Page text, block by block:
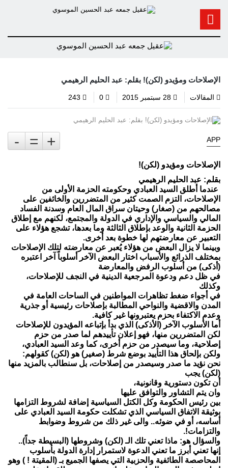
الإصلاحات ومؤيدو (لكن)! بقلم: عبد الحليم الرهيمي
المقالات
APP
+
=
-
الإصلاحات ومؤيدو (لكن)!
بقلم: عبد الحليم الرهيمي
عندما أطلق السيد العبادي وحكومته الحزمة الأولى من
الإصلاحات، التزم الصمت كثير من المتضررين والخائفين على
مصالحهم من (صغار) وحيتان سراق المال العام وسدنة الفساد
المالي والسياسي والإداري في الدولة والمجتمع، لكنهم مع إطلاق
الحزمة الثانية والوعد بإطلاق الثالثة وما بعدها، تشجع هؤلاء على
التعبير عن معارضتهم لها خطوة بعد أخرى.
وبينما لا يزال البعض من هؤلاء يُعبر عن معارضته لتلك الإصلاحات
بمختلف الذرائع والأسباب اختار البعض الآخر أسلوباً آخر اعتبره
(أذكى) من أسلوب الرفض والمعارضة
في ظل دعم ودعوة المرجعية الدينية في النجف للإصلاحات،
وكذلك
في أجواء ضغط تظاهرات المواطنين في الساحات العامة في
المدن والاقضية والنواحي المطالبة بإصلاحات رئيسية أو جذرية
وعدم الاكتفاء بحزم يعتبرونها غير كافية.
أما الأسلوب الآخر (الأذكى) الذي بدأ بإتباعه المؤيدون للإصلاحات
لكن المتضررين منها، فهو إعلان تأييدهم لما صدر من حزم
إصلاحية، وما سيصدر من حزم أخرى، كما وعد السيد العبادي،
ولكن بإلحاق هذا التأييد بوضع شرط (صغير) هو (لكن) كقولهم:
نحن نؤيد ما صدر وسيصدر من إصلاحات، بل سنطالب بالمزيد منها
(لكن) يجب
أن تكون دستورية وقانونية،
وان يتم التشاور والتوافق عليها
بين رئيس الحكومة وكل الكتل السياسية إضافة لشروط التزامها
بوثيقة الاتفاق السياسي الذي تشكلت حكومة السيد العبادي على
أساسه، أو في ضوئه.. والى غير ذلك من شروط وضوابط
والتزامات!.
والسؤال هو: ماذا تعني تلك الـ (لكن) وشروطها (البسيطة جداً)..
إنها تعني أبرز ما تعني الدعوة لاستمرار إدارة الدولة بأسلوب
المحاصصة الطائفية والحزبية التي يصفها الجميع بـ (المقيتة ! ) وهو